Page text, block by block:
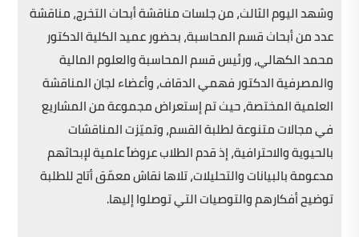
وشهد اليوم الثالث، من جلسات مناقشة أبحاث التخرج، مناقشة
عدد من أبحاث قسم المحاسبة، بحضور عميد الكلية الدكتور
محمد الكهالي، ورئيس قسم المحاسبة والعلوم المالية
والمصرفية الدكتور فهمي الدقاف، وأعضاء لجان المناقشة
العلمية المختصة، حيث تم إستعراض مجموعة من المشاريع
في مجالات متنوعة لطلبة القسم، وتميّزت المناقشات
بالحيوية والاحترافية، إذ قدم الطلاب عروضاً علمية لإبحاثهم
مدعومة بالبيانات والتحليلات، تلاها نقاش معمّق أتاح للطلبة
توضيح أفكارهم والتوصيات التي توصلوا إليها.